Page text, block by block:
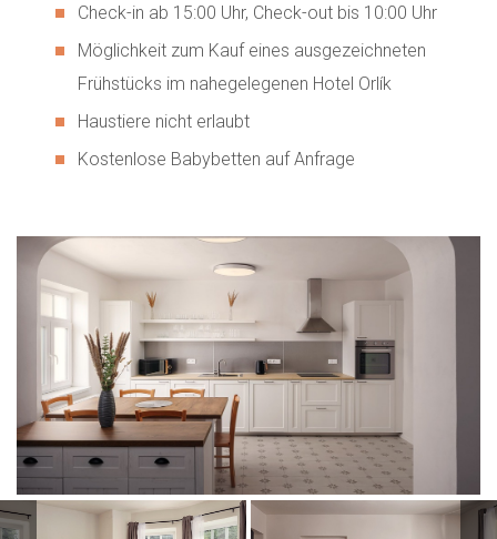
Check-in ab 15:00 Uhr, Check-out bis 10:00 Uhr
Möglichkeit zum Kauf eines ausgezeichneten
Frühstücks im nahegelegenen Hotel Orlík
Haustiere nicht erlaubt
Kostenlose Babybetten auf Anfrage